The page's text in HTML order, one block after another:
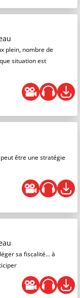
plein, nombre de
situation est
être une stratégie
sa fiscalité… à